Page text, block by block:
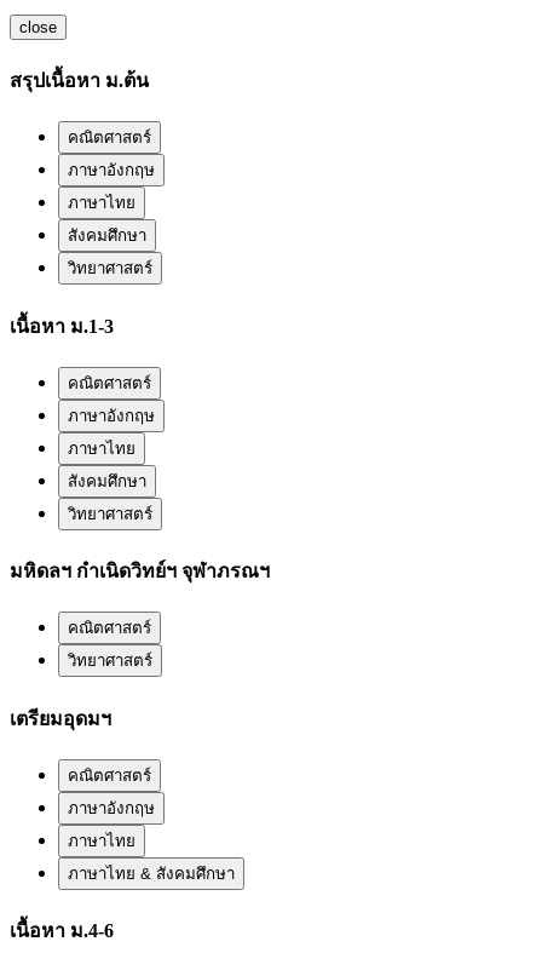
close
สรุปเนื้อหา ม.ต้น
คณิตศาสตร์
ภาษาอังกฤษ
ภาษาไทย
สังคมศึกษา
วิทยาศาสตร์
เนื้อหา ม.1-3
คณิตศาสตร์
ภาษาอังกฤษ
ภาษาไทย
สังคมศึกษา
วิทยาศาสตร์
มหิดลฯ กำเนิดวิทย์ฯ จุฬาภรณฯ
คณิตศาสตร์
วิทยาศาสตร์
เตรียมอุดมฯ
คณิตศาสตร์
ภาษาอังกฤษ
ภาษาไทย
ภาษาไทย & สังคมศึกษา
เนื้อหา ม.4-6